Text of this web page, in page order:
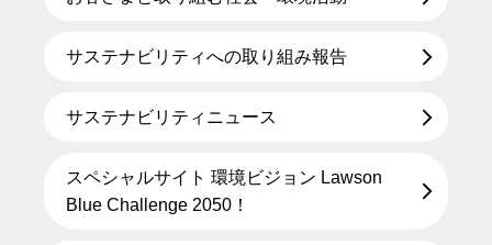
サステナビリティへの取り組み報告
サステナビリティニュース
スペシャルサイト 環境ビジョン Lawson
Blue Challenge 2050！